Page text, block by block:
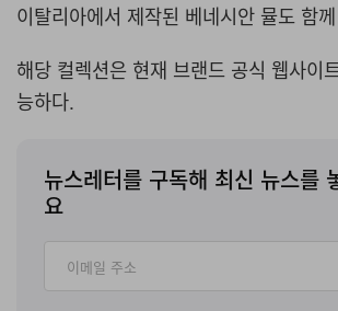
이탈리아에서 제작된 베네시안 뮬도 함
해당 컬렉션은 현재 브랜드 공식 웹사이
능하다.
뉴스레터를 구독해 최신 뉴스를
요